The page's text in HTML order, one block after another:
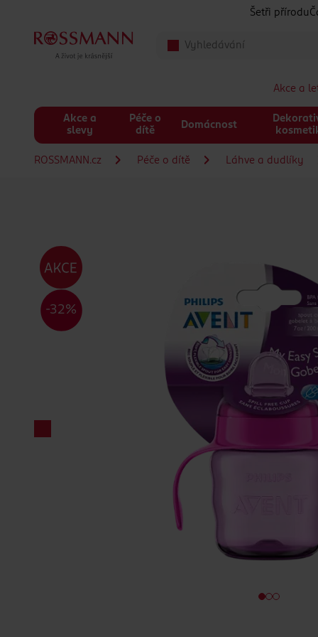
Šetři přírodu
Akce a
Akce a
slevy
Péče o
dítě
Domácnost
ROSSMANN.cz Péče o dítě Láhve a dudlíky